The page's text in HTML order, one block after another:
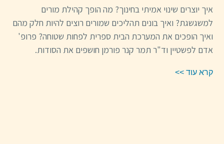
איך יוצרים שינוי אמיתי בחינוך? מה הופך קהילת מורים
למשגשגת? ואיך בונים תהליכים שמורים רוצים להיות חלק מהם
ואיך הופכים את המערכת הבית ספרית לפחות שטוחה? פרופ'
אדם לפשטיין וד"ר תמר קנר פורמן חושפים את הסודות.
קרא עוד >>